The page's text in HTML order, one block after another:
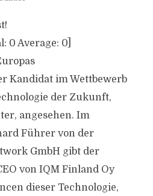
0 Average: 0]
Kandidat im Wettbewerb
der Zukunft,
angesehen. Im
Führer von der
GmbH gibt der
von IQM Finland Oy
dieser Technologie,